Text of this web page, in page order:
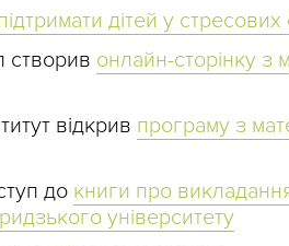
дітей у стресових
створив онлайн-сторінку з
відкрив програму з
до книги про
університету